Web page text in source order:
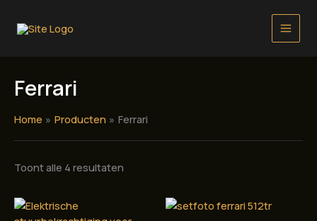
naar
Ferrari
Home Producten Ferrari
Toont alle 4 resultaten